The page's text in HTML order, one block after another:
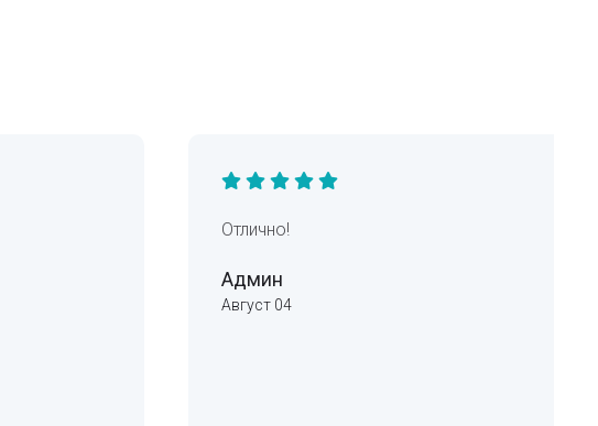
Отлично!
Админ
Август 04